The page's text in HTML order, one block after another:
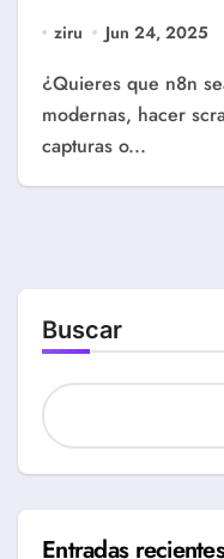
ziru Jun 24, 2025
¿Quieres que n8n sea capaz de automatizar webs
modernas, hacer
capturas o...
Buscar
Entradas